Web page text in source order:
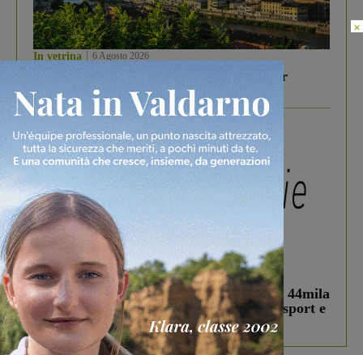
In vetrina 6 Agosto 2026
Gita di famiglia a Firenze: 5 idee per far
divertire i tuoi figli
In vetrina 3 Agosto 2026
Estra Notizie agosto: Smart Cities, oltre 44mila
studenti coinvolti, torna il bando per lo sport e
debutta il podcast Estrair
×